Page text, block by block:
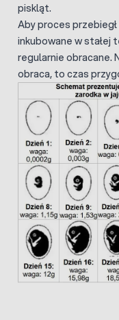
piskląt.
Aby proces
inkubowane w
regularnie obracane.
obraca, to czas